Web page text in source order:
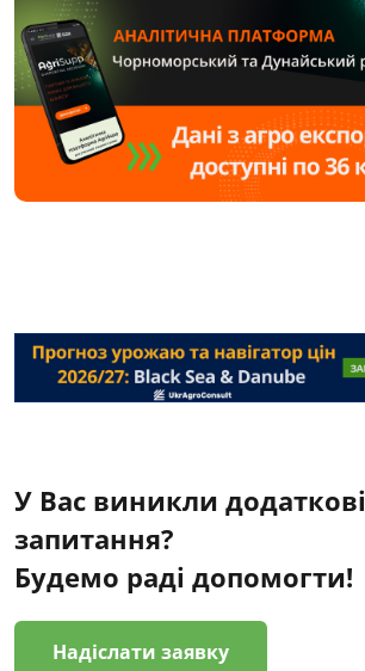
У Вас виникли додаткові
запитання?
Будемо раді допомогти!
Надіслати заявку